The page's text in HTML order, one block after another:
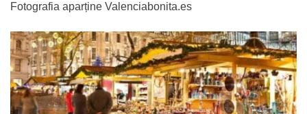
Fotografia aparține Valenciabonita.es